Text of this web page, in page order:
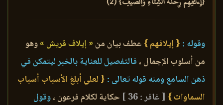
وقوله : { إيلافهم } عطف بيان من « إيلاف قريش »وهو
من أسلوب الإجمال ، فالتفصيل للعناية بالخبر ليتمكن في
ذهن السامع ومنه قوله تعالى : { لعلي أبلغ الأسباب أسباب
السماوات } [ غافر : 36 ] حكاية لكلام فرعون ،وقول